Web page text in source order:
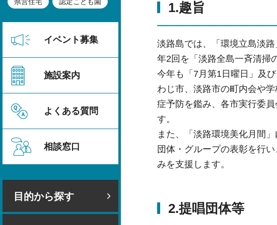
イベント募集
施設案内
よくある質問
相談窓口
目的から探す
1.趣旨
淡路島では、「環境立島淡
年2回を「淡路全島一斉清掃
今年も「7月第1日曜日」及
わじ市、淡路市の町内会や
症予防を鑑み、各市実行委
す。
また、「淡路環境美化月間
団体・グループの表彰を行
みを支援します。
2.提唱団体等